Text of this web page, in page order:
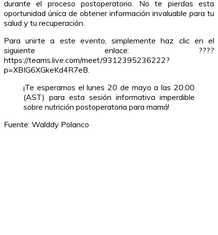
durante el proceso postoperatorio. No te pierdas esta
oportunidad única de obtener información invaluable para tu
salud y tu recuperación.
Para unirte a este evento, simplemente haz clic en el
siguiente enlace: ????
https://teams.live.com/meet/9312395236222?
p=XBIG6XGkeKd4R7eB.
¡Te esperamos el lunes 20 de mayo a las 20:00
(AST) para esta sesión informativa imperdible
sobre nutrición postoperatoria para mamá!
Fuente: Walddy Polanco